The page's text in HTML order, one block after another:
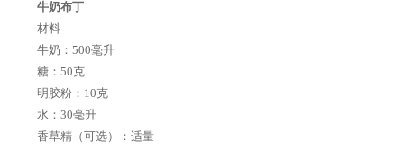
牛奶布丁
材料
牛奶：500毫升
糖：50克
明胶粉：10克
水：30毫升
香草精（可选）：适量